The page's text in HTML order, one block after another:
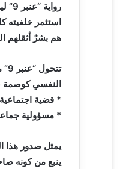
استثمر
هم بشرٌ أثقلهم
النفسي كوصمة
* قضية
* مسؤولية
يمثل صدور هذا
ينبع من كونه